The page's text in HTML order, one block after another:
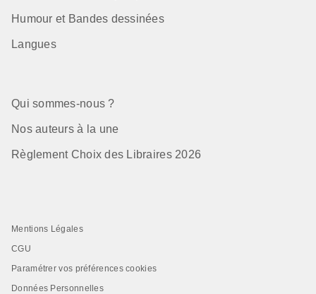
Humour et Bandes dessinées
Langues
Qui sommes-nous ?
Nos auteurs à la une
Règlement Choix des Libraires 2026
Mentions Légales
CGU
Paramétrer vos préférences cookies
Données Personnelles